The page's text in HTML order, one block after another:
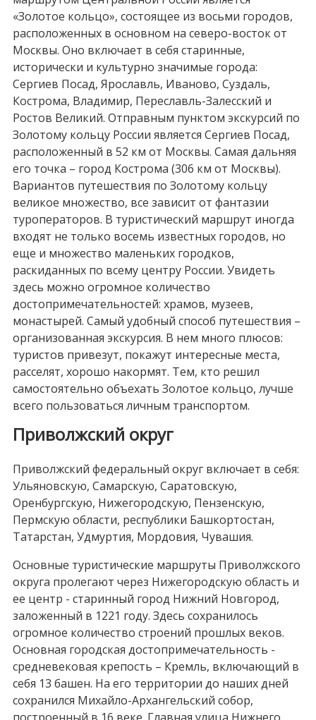
«Золотое кольцо», состоящее из восьми городов,
расположенных в основном на северо-восток от
Москвы. Оно включает в себя старинные,
исторически и культурно значимые города:
Сергиев Посад, Ярославль, Иваново, Суздаль,
Кострома, Владимир, Переславль-Залесский и
Ростов Великий. Отправным пунктом экскурсий по
Золотому кольцу России является Сергиев Посад,
расположенный в 52 км от Москвы. Самая дальняя
его точка – город Кострома (306 км от Москвы).
Вариантов путешествия по Золотому кольцу
великое множество, все зависит от фантазии
туроператоров. В туристический маршрут иногда
входят не только восемь известных городов, но
еще и множество маленьких городков,
раскиданных по всему центру России. Увидеть
здесь можно огромное количество
достопримечательностей: храмов, музеев,
монастырей. Самый удобный способ путешествия –
организованная экскурсия. В нем много плюсов:
туристов привезут, покажут интересные места,
расселят, хорошо накормят. Тем, кто решил
самостоятельно объехать Золотое кольцо, лучше
всего пользоваться личным транспортом.
Приволжский округ
Приволжский федеральный округ включает в себя:
Ульяновскую, Самарскую, Саратовскую,
Оренбургскую, Нижегородскую, Пензенскую,
Пермскую области, республики Башкортостан,
Татарстан, Удмуртия, Мордовия, Чувашия.
Основные туристические маршруты Приволжского
округа пролегают через Нижегородскую область и
ее центр - старинный город Нижний Новгород,
заложенный в 1221 году. Здесь сохранилось
огромное количество строений прошлых веков.
Основная городская достопримечательность -
средневековая крепость – Кремль, включающий в
себя 13 башен. На его территории до наших дней
сохранился Михайло-Архангельский собор,